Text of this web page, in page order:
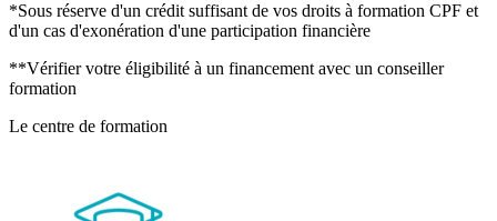
*Sous réserve d'un crédit suffisant de vos droits à formation CPF et
d'un cas d'exonération d'une participation financière
**Vérifier votre éligibilité à un financement avec un conseiller
formation
Le centre de formation